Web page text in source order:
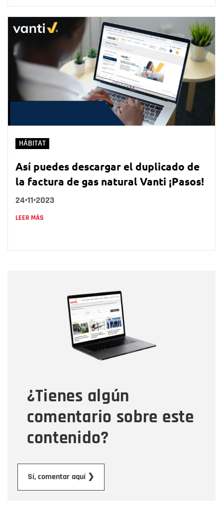
HÁBITAT
Así puedes descargar el duplicado de
la factura de gas natural Vanti ¡Pasos!
24•11•2023
LEER MÁS
¿Tienes algún
comentario sobre este
contenido?
Sí, comentar aquí ❯
Correo electrónico
Tipo de comentario
Mensaje